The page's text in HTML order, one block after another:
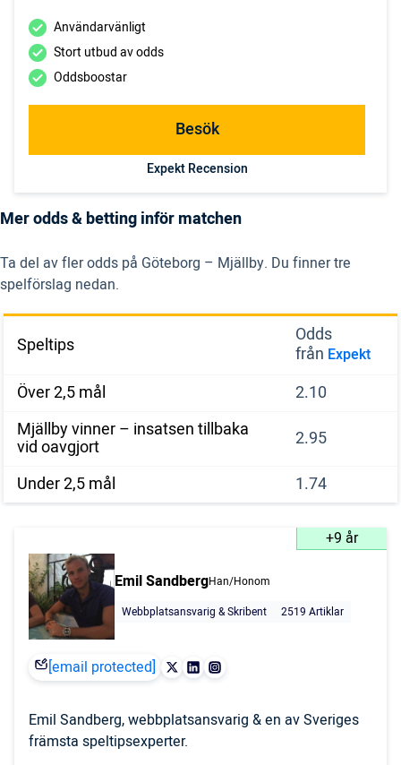
Användarvänligt
Stort utbud av odds
Oddsboostar
Besök
Expekt Recension
Mer odds & betting inför matchen
Ta del av fler odds på Göteborg – Mjällby. Du finner tre
spelförslag nedan.
Speltips
Odds
från Expekt
Över 2,5 mål
2.10
Mjällby vinner – insatsen tillbaka
vid oavgjort
2.95
Under 2,5 mål
1.74
+9 år
Emil SandbergHan/Honom
Webbplatsansvarig & Skribent
2519 Artiklar
[email protected]
Emil Sandberg, webbplatsansvarig & en av Sveriges
främsta speltipsexperter.